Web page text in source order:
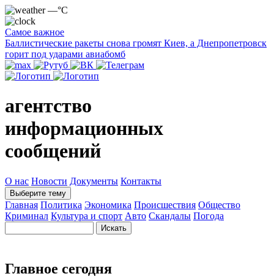
—°C
Самое важное
Баллистические ракеты снова громят Киев, а Днепропетровск
горит под ударами авиабомб
агентство
информационных
сообщений
О нас Новости Документы Контакты
Выберите тему
Главная Политика Экономика Происшествия Общество
Криминал Культура и спорт Авто Скандалы Погода
Главное сегодня